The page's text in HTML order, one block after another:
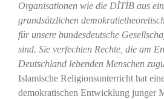
Organisationen wie die DİTİB aus
grundsätzlichen
für unsere bundesdeutsche
sind. Sie verfechten Rechte, die am
Deutschland lebenden Menschen
Islamische Religionsunterricht hat
demokratischen Entwicklung junger